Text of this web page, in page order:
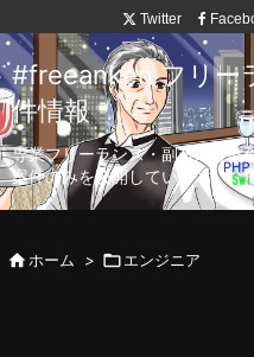
Twitter
#freeanken フリ
件情報
専業フリーランス・副業向け案
案件のみを公開しています。
ホーム > エンジニア